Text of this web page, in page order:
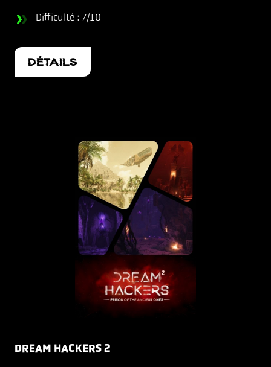
Difficulté : 7/10
DÉTAILS
DREAM HACKERS 2